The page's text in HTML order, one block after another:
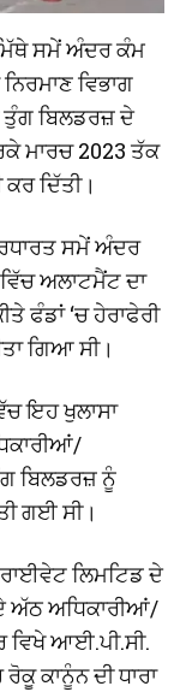
ਸਮੇਂ ਅੰਦਰ ਕੰਮ
ਵਿਭਾਗ
ਤੁੰਗ ਬਿਲਡਰਜ਼ ਦੇ
ਮਾਰਚ 2023 ਤੱਕ
ਦਿੱਤੀ।
ਸਮੇਂ ਅੰਦਰ
ਅਲਾਟਮੈਂਟ ਦਾ
ਫੰਡਾਂ ‘ਚ ਹੇਰਾਫੇਰੀ
ਗਿਆ ਸੀ।
ਇਹ ਖੁਲਾਸਾ
ਬਿਲਡਰਜ਼ ਨੂੰ
ਗਈ ਸੀ।
ਲਿਮਟਿਡ ਦੇ
ਅੱਠ ਅਧਿਕਾਰੀਆਂ/
ਵਿਖੇ ਆਈ.ਪੀ.ਸੀ.
ਕਾਨੂੰਨ ਦੀ ਧਾਰਾ